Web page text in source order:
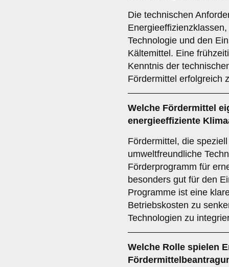
Die technischen
Technologie und den
Kältemittel. Eine
Kenntnis der
Fördermittel erfolgreich
Welche Fördermittel
energieeffiziente
Fördermittel, die
umweltfreundliche
Förderprogramm für
besonders gut für den
Programme ist eine
Betriebskosten zu
Technologien zu
Welche Rolle spielen